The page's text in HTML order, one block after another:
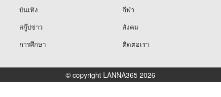
บันเทิง
กีฬา
สกู๊ปข่าว
สังคม
การศึกษา
ติดต่อเรา
© copyright LANNA365 2026